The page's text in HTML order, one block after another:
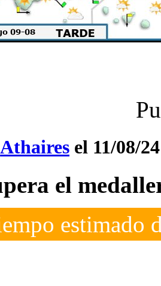
Athaires el 11/08/24
el
estimado